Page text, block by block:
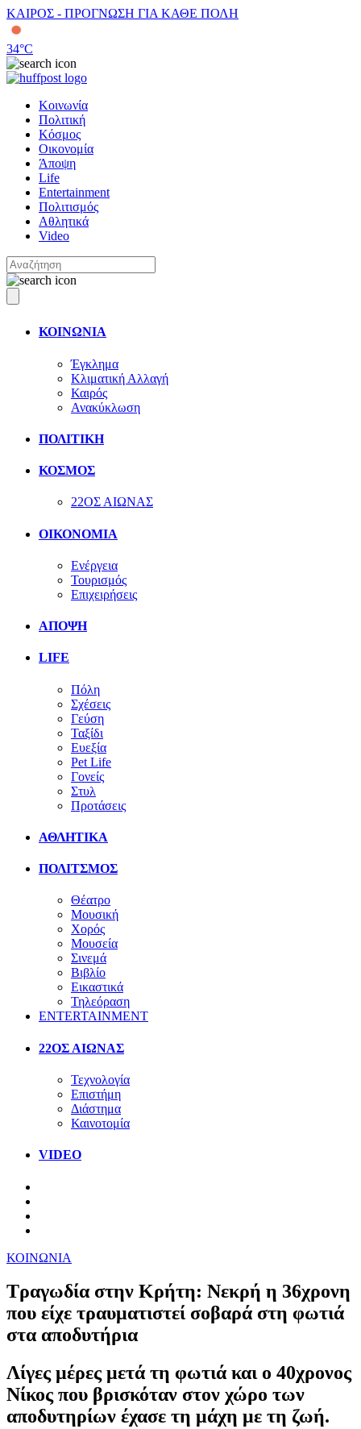
ΚΑΙΡΟΣ - ΠΡΟΓΝΩΣΗ ΓΙΑ ΚΑΘΕ ΠΟΛΗ
34°C
Κοινωνία
Πολιτική
Κόσμος
Οικονομία
Άποψη
Life
Entertainment
Πολιτισμός
Αθλητικά
Video
ΚΟΙΝΩΝΙΑ
Έγκλημα
Κλιματική Αλλαγή
Καιρός
Ανακύκλωση
ΠΟΛΙΤΙΚΗ
ΚΟΣΜΟΣ
22ΟΣ ΑΙΩΝΑΣ
ΟΙΚΟΝΟΜΙΑ
Ενέργεια
Τουρισμός
Επιχειρήσεις
ΑΠΟΨΗ
LIFE
Πόλη
Σχέσεις
Γεύση
Ταξίδι
Ευεξία
Pet Life
Γονείς
Στυλ
Προτάσεις
ΑΘΛΗΤΙΚΑ
ΠΟΛΙΤΣΜΟΣ
Θέατρο
Μουσική
Χορός
Μουσεία
Σινεμά
Βιβλίο
Εικαστικά
Τηλεόραση
ENTERTAINMENT
22ΟΣ ΑΙΩΝΑΣ
Τεχνολογία
Επιστήμη
Διάστημα
Καινοτομία
VIDEO
ΚΟΙΝΩΝΙΑ
Τραγωδία στην Κρήτη: Νεκρή η 36χρονη
που είχε τραυματιστεί σοβαρά στη φωτιά
στα αποδυτήρια
Λίγες μέρες μετά τη φωτιά και ο 40χρονος
Νίκος που βρισκόταν στον χώρο των
αποδυτηρίων έχασε τη μάχη με τη ζωή.